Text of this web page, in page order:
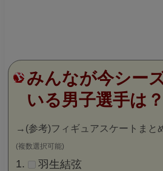
みんなが今シー
いる男子選手は？
→ (参考)フィギュアスケートまと
(複数選択可能)
羽生結弦